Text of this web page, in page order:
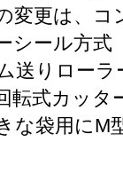
変更は、コ
シール方式
送りローラ
転式カッタ
な袋用にM